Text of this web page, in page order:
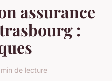
assurance
:
de lecture